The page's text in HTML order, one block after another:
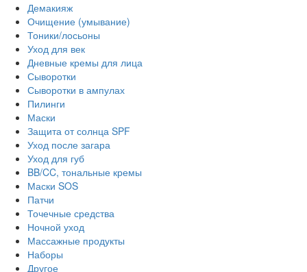
Демакияж
Очищение (умывание)
Тоники/лосьоны
Уход для век
Дневные кремы для лица
Сыворотки
Сыворотки в ампулах
Пилинги
Маски
Защита от солнца SPF
Уход после загара
Уход для губ
BB/CC, тональные кремы
Маски SOS
Патчи
Точечные средства
Ночной уход
Массажные продукты
Наборы
Другое